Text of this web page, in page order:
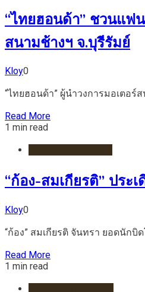
“ไทยฮอนด้า” ชวนแฟ
สนามช้างฯ จ.บุรีรัมย์
Kloy0
“ไทยฮอนด้า” ผู้นำวงการมอเตอร์
Read More
1 min read
“ก้อง-สมเกียรติ” ปร
Kloy0
“ก้อง” สมเกียรติ จันทรา ยอดนัก
Read More
1 min read